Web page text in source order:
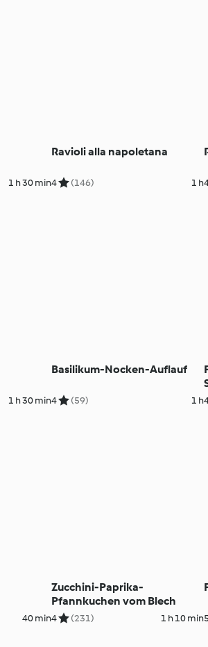
1 h 30 min
Ravioli alla napoletana
4 (146) 1 h
1 h 30 min
Basilikum-Nocken-Auflauf
4 (59) 1 h
40 min
Zucchini-Paprika-
Pfannkuchen vom Blech
4 (231) 1 h 10 min5